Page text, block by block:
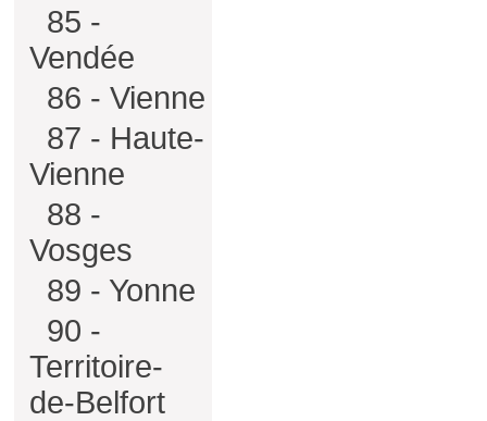
85 -
Vendée
86 - Vienne
87 - Haute-
Vienne
88 -
Vosges
89 - Yonne
90 -
Territoire-
de-Belfort